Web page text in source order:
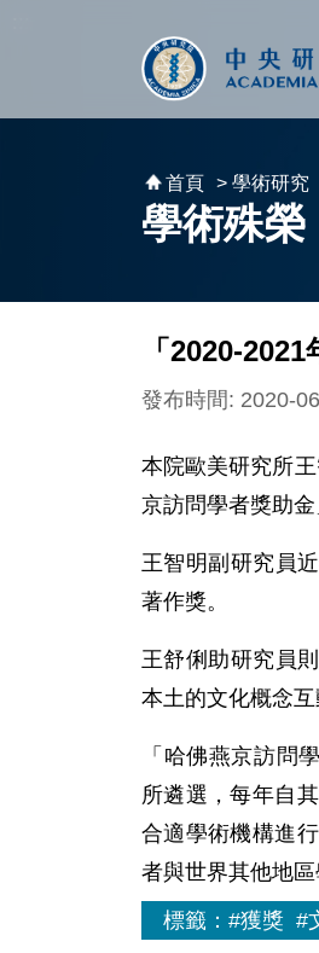
首頁 > 學術研究
學術殊榮
「2020-
發布時間: 2020-
本院歐美研究所
京訪問學者獎助金
王智明副研究員
著作獎。
王舒俐助研究員
本土的文化概念互
「哈佛燕京訪問
所遴選，每年自
合適學術機構進
者與世界其他地區
標籤：#獲獎 #